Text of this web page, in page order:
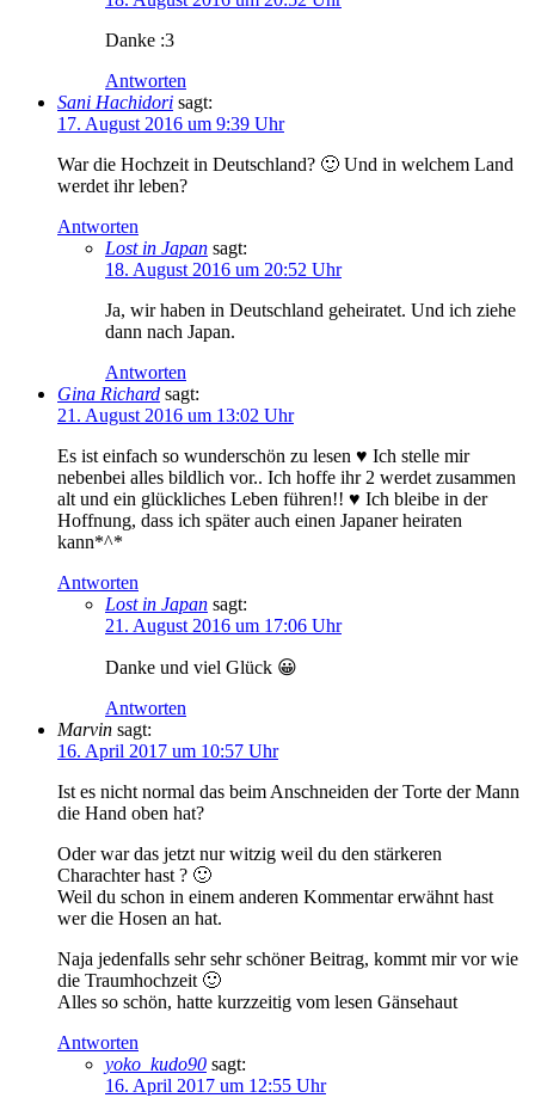
Danke :3
Antworten
Sani Hachidori sagt:
17. August 2016 um 9:39 Uhr
War die Hochzeit in Deutschland? 🙂 Und in welchem Land
werdet ihr leben?
Antworten
Lost in Japan sagt:
18. August 2016 um 20:52 Uhr
Ja, wir haben in Deutschland geheiratet. Und ich ziehe
dann nach Japan.
Antworten
Gina Richard sagt:
21. August 2016 um 13:02 Uhr
Es ist einfach so wunderschön zu lesen ♥ Ich stelle mir
nebenbei alles bildlich vor.. Ich hoffe ihr 2 werdet zusammen
alt und ein glückliches Leben führen!! ♥ Ich bleibe in der
Hoffnung, dass ich später auch einen Japaner heiraten
kann*^*
Antworten
Lost in Japan sagt:
21. August 2016 um 17:06 Uhr
Danke und viel Glück 😀
Antworten
Marvin sagt:
16. April 2017 um 10:57 Uhr
Ist es nicht normal das beim Anschneiden der Torte der Mann
die Hand oben hat?
Oder war das jetzt nur witzig weil du den stärkeren
Charachter hast ? 🙂
Weil du schon in einem anderen Kommentar erwähnt hast
wer die Hosen an hat.
Naja jedenfalls sehr sehr schöner Beitrag, kommt mir vor wie
die Traumhochzeit 🙂
Alles so schön, hatte kurzzeitig vom lesen Gänsehaut
Antworten
yoko_kudo90 sagt:
16. April 2017 um 12:55 Uhr